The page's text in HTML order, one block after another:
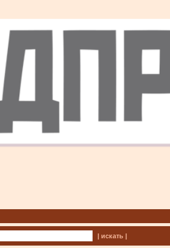
| искать |